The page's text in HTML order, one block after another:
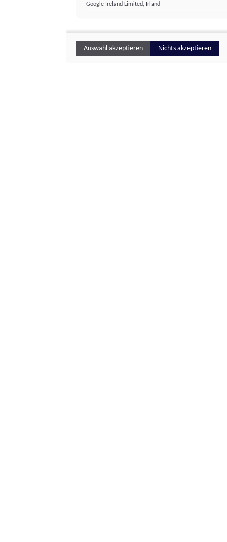
Google Ireland Limited, Irland
Auswahl akzeptieren Nichts akzeptieren